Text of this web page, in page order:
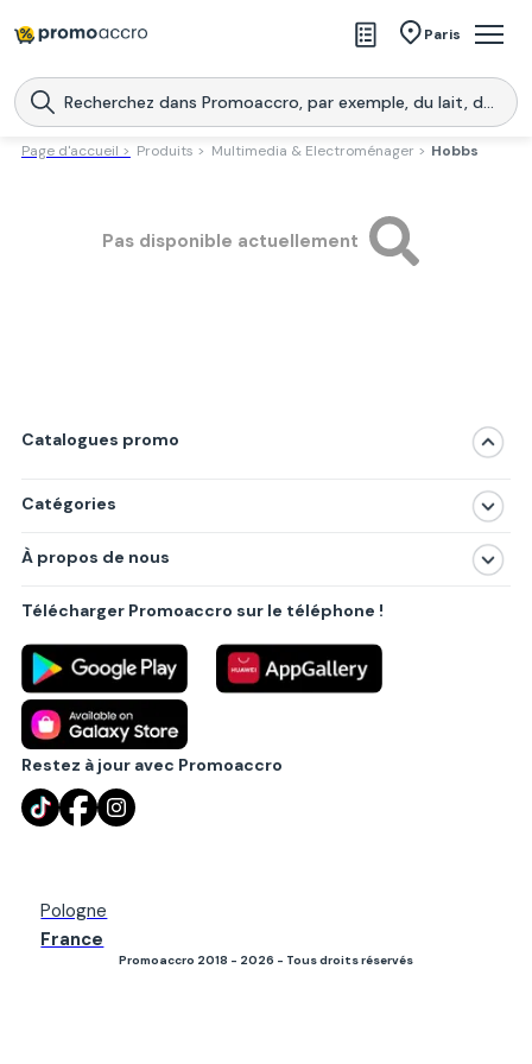
Paris
Magasins
Produits
l'application
Page d'accueil > Produits > Multimedia & Electroménager > Hobbs
Pas disponible actuellement
Catalogues promo
Catégories
Produits
Villes principales
À propos de nous
Politique de confidentialité
Règlements
Partenariat B2B
Blog
Contact
Télécharger Promoaccro sur le téléphone !
Restez à jour avec Promoaccro
Pologne
France
Promoaccro 2018 - 2026 - Tous droits réservés